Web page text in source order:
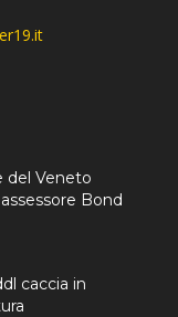
del Veneto
Bond
caccia in